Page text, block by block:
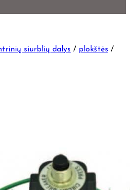
siurblių dalys / plokštės /